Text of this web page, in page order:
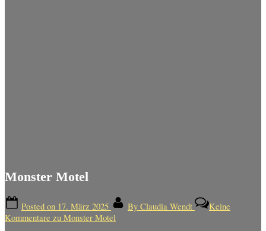
Monster Motel
Posted on 17. März 2025 By Claudia Wendt
Keine
Kommentare zu Monster Motel